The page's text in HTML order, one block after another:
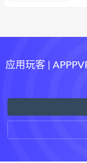
应用玩客 |